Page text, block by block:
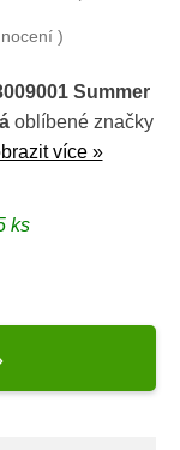
)
Summer
oblíbené značky
více »
ks